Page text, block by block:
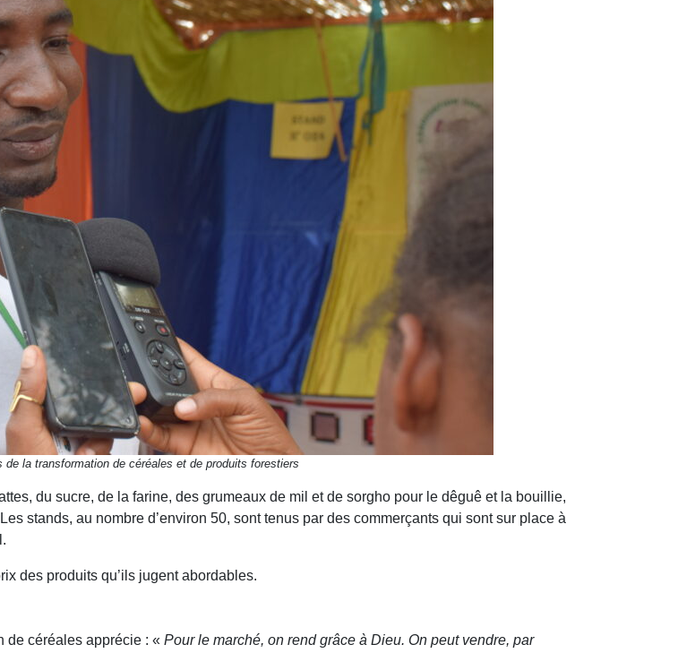
la transformation de céréales et de produits forestiers
du sucre, de la farine, des grumeaux de mil et de sorgho pour le dêguê et la bouillie,
stands, au nombre d’environ 50, sont tenus par des commerçants qui sont sur place à
des produits qu’ils jugent abordables.
de céréales apprécie : « Pour le marché, on rend grâce à Dieu. On peut vendre, par